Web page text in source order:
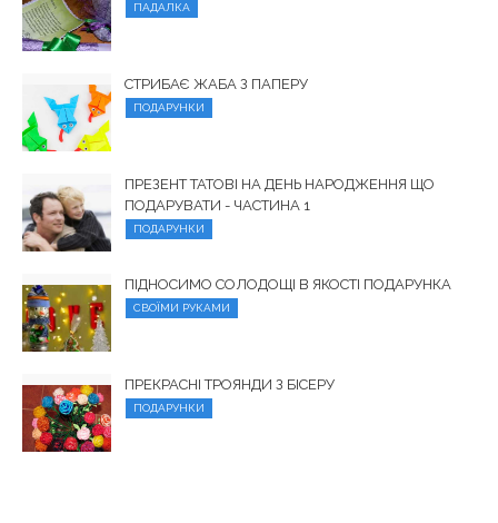
ПАДАЛКА
СТРИБАЄ ЖАБА З ПАПЕРУ
ПОДАРУНКИ
ПРЕЗЕНТ ТАТОВІ НА ДЕНЬ НАРОДЖЕННЯ ЩО
ПОДАРУВАТИ - ЧАСТИНА 1
ПОДАРУНКИ
ПІДНОСИМО СОЛОДОЩІ В ЯКОСТІ ПОДАРУНКА
СВОЇМИ РУКАМИ
ПРЕКРАСНІ ТРОЯНДИ З БІСЕРУ
ПОДАРУНКИ